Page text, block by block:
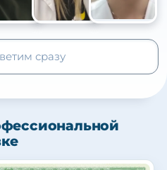
+105